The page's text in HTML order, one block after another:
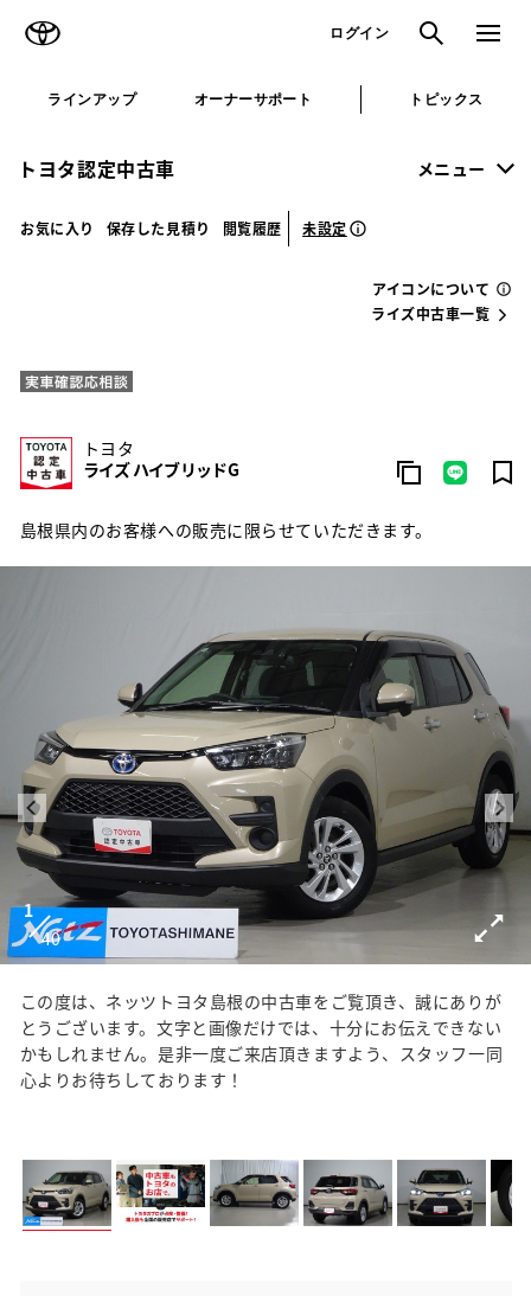
ログイン 検索 メニュ
ラインアップ オーナーサポート トピックス
トヨタ認定中古車 メニュー
お気に入り 保存した見積り 閲覧履歴 未設定
アイコンについて
ライズ中古車一覧
トヨタ
ライズ ハイブリッドG
島根県内のお客様への販売に限らせていただきます。
1
40
この度は、ネッツトヨタ島根の中古車をご覧頂き、誠にありが
とうございます。文字と画像だけでは、十分にお伝えできない
かもしれません。是非一度ご来店頂きますよう、スタッフ一同
心よりお待ちしております！